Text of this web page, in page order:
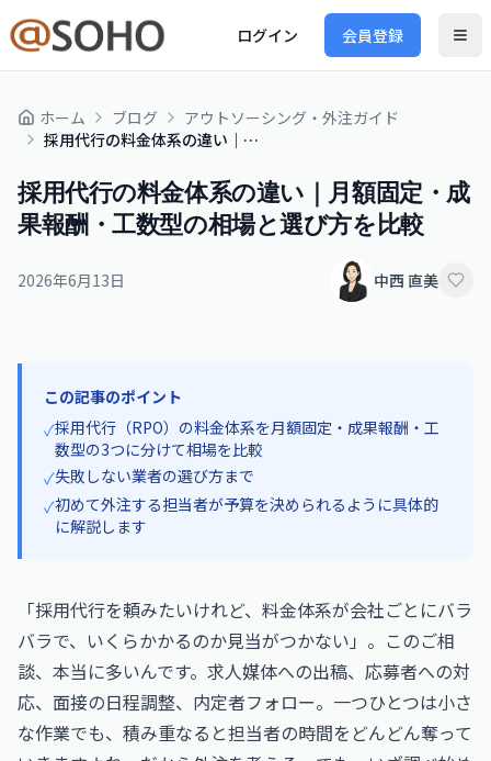
ログイン 会員登録
ホーム ブログ
アウトソーシング・外注ガイド
採用代行の料金体系の違い｜月額固定・成果報酬・工数型の相場と選び方を比較
採用代行の料金体系の違い｜月額固定・成
果報酬・工数型の相場と選び方を比較
2026年6月13日 中西 直美
この記事のポイント
✓採用代行（RPO）の料金体系を月額固定・成果報酬・工
数型の3つに分けて相場を比較
✓失敗しない業者の選び方まで
✓初めて外注する担当者が予算を決められるように具体的
に解説します
「採用代行を頼みたいけれど、料金体系が会社ごとにバラ
バラで、いくらかかるのか見当がつかない」。このご相
談、本当に多いんです。求人媒体への出稿、応募者への対
応、面接の日程調整、内定者フォロー。一つひとつは小さ
な作業でも、積み重なると担当者の時間をどんどん奪って